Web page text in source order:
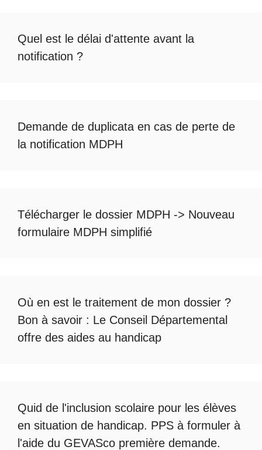
Quel est le délai d'attente avant la
notification ?
Demande de duplicata en cas de perte de
la notification MDPH
Télécharger le dossier MDPH -> Nouveau
formulaire MDPH simplifié
Où en est le traitement de mon dossier ?
Bon à savoir : Le Conseil Départemental
offre des aides au handicap
Quid de l'inclusion scolaire pour les élèves
en situation de handicap. PPS à formuler à
l'aide du GEVASco première demande.